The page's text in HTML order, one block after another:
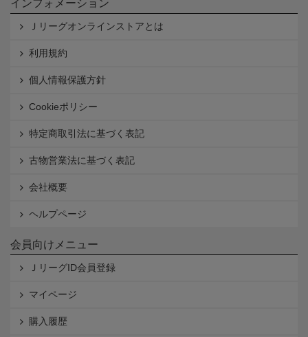
インフォメーション
Ｊリーグオンラインストアとは
利用規約
個人情報保護方針
Cookieポリシー
特定商取引法に基づく表記
古物営業法に基づく表記
会社概要
ヘルプページ
会員向けメニュー
ＪリーグID会員登録
マイページ
購入履歴